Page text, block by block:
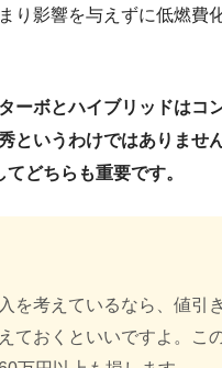
り影響を与えずに低燃費
ーボとハイブリッドはコ
というわけではありませ
どちらも重要です。
を考えているなら、値引
ておくといいですよ。こ